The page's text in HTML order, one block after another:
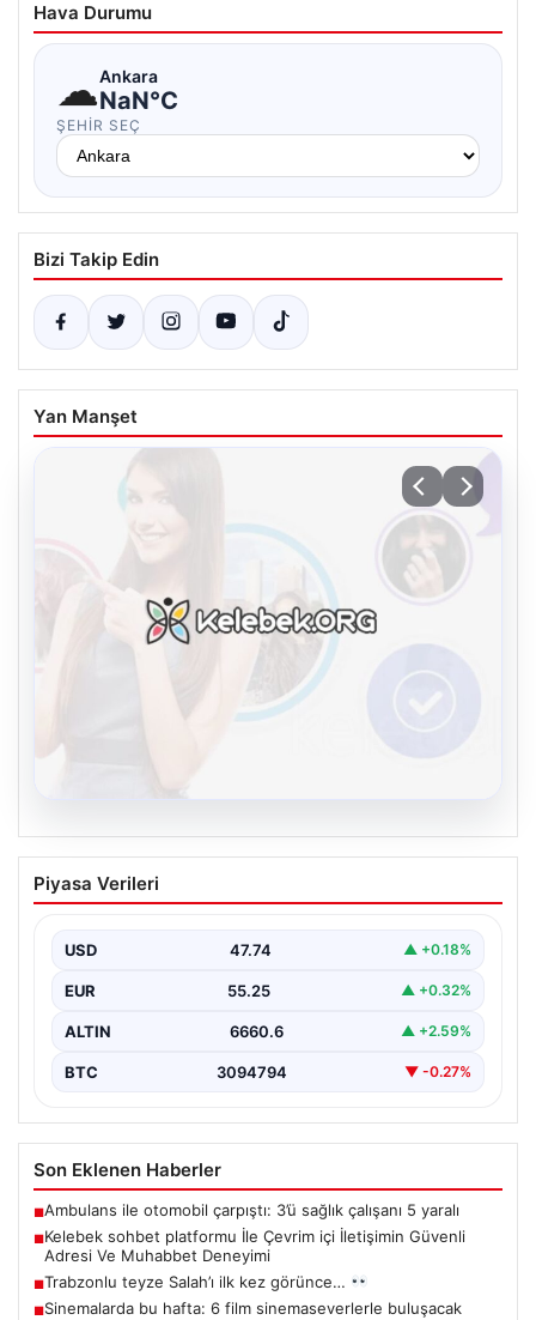
Hava Durumu
☁Ankara
NaN°C
ŞEHIR SEÇ
Bizi Takip Edin
Yan Manşet
Kelebek sohbet platformu İle Çevrim içi
İletişimin Güvenli Adresi Ve Muhabbet
İnternet dünyasında kullanıcıların güvenli bir biçimde
çeşitli…
Piyasa Verileri
USD 47.74 ▲ +0.18%
EUR 55.25 ▲ +0.32%
ALTIN 6660.6 ▲ +2.59%
BTC 3094794 ▼ -0.27%
Son Eklenen Haberler
■Ambulans ile otomobil çarpıştı: 3’ü sağlık çalışanı 5 yaralı
■Kelebek sohbet platformu İle Çevrim içi İletişimin Güvenli
Adresi Ve Muhabbet Deneyimi
■Trabzonlu teyze Salah’ı ilk kez görünce…
■Sinemalarda bu hafta: 6 film sinemaseverlerle buluşacak